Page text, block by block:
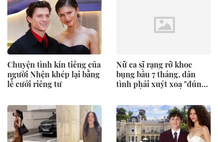
Chuyện tình kín tiếng của
người Nhện khép lại bằng
lễ cưới riêng tư
Nữ ca sĩ rạng rỡ khoe
bụng bầu 7 tháng, dân
tình phải xuýt xoa "đúng
showbiz"